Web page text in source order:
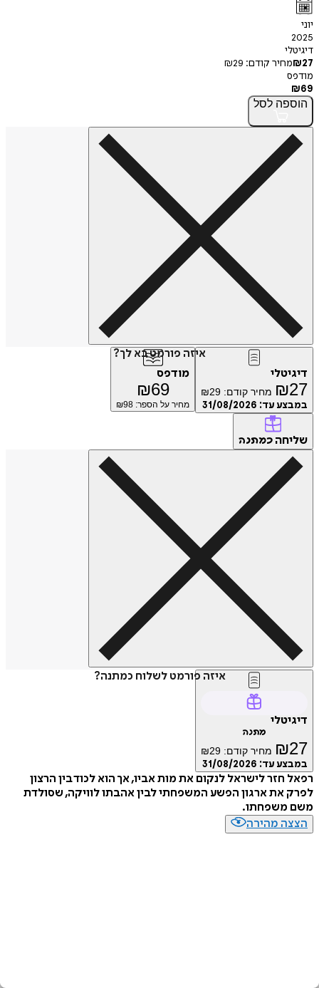
יוני
2025
דיגיטלי
₪27 מחיר קודם: ₪29
מודפס
₪69
הוספה לסל
איזה פורמט בא לך?
דיגיטלי
₪27 מחיר קודם: ₪29
במבצע עד: 31/08/2026
מודפס
₪69
מחיר על הספר: ₪ 98
שליחה כמתנה
איזה פורמט לשלוח כמתנה?
דיגיטלי
מתנה
₪27 מחיר קודם: ₪29
במבצע עד: 31/08/2026
רפאל חזר לישראל לנקום את מות אביו, אך הוא לכוד בין הרצון
לפרק את ארגון הפשע המשפחתי לבין אהבתו לוויקה, שסולדת
משם משפחתו.
הצצה מהירה